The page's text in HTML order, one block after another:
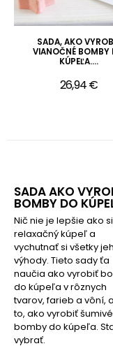
SADA, AKO
VIANOČNÉ BOMBY
KÚPEĽA....
26,94 €
SADA AKO
BOMBY DO
Nič nie je lepšie ako
relaxačný kúpeľ a
vychutnať si všetky
výhody. Tieto sady ťa
naučia ako vyrobiť
do kúpeľa v rôznych
tvarov, farieb a vôní,
to, ako vyrobiť šumivé
bomby do kúpeľa.
vybrať.